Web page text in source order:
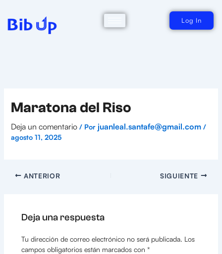
contenido
Log In
Maratona del Riso
Deja un comentario / Por juanleal.santafe@gmail.com /
agosto 11, 2025
ANTERIOR SIGUIENTE
Deja una respuesta
Tu dirección de correo electrónico no será publicada. Los
campos obligatorios están marcados con *